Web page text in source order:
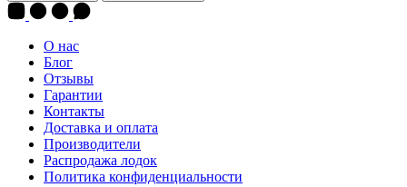
О нас
Блог
Отзывы
Гарантии
Контакты
Доставка и оплата
Производители
Распродажа лодок
Политика конфиденциальности